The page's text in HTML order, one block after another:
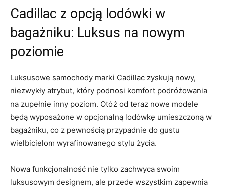
Cadillac ​z‌ opcją lodówki‍ w
bagażniku:‌ Luksus ​na nowym
poziomie
Luksusowe samochody marki Cadillac zyskują nowy,
niezwykły atrybut, który podnosi komfort podróżowania
na zupełnie inny ‌poziom.⁣ Otóż od⁢ teraz ⁣nowe modele
będą⁣ wyposażone w opcjonalną lodówkę umieszczoną w
bagażniku, co z pewnością ⁢przypadnie do gustu
wielbicielom wyrafinowanego⁣ stylu ⁢życia.
Nowa​ funkcjonalność nie tylko zachwyca swoim
luksusowym designem, ale przede ⁢wszystkim‍ zapewnia